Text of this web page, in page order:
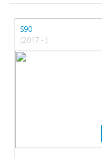
S90
(2017 - )